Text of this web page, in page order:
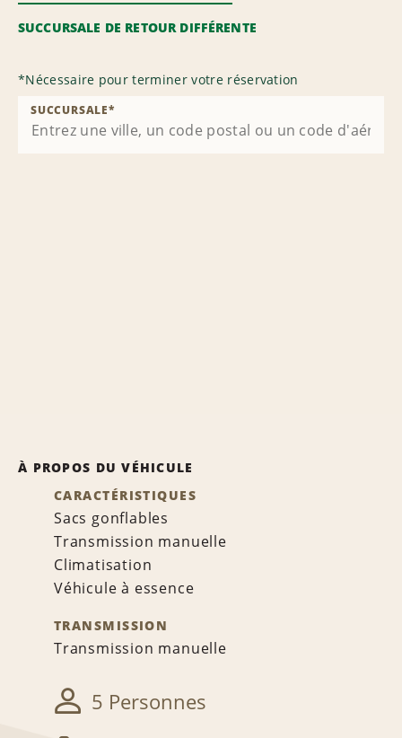
SUCCURSALE DE RETOUR DIFFÉRENTE
*Nécessaire pour terminer votre réservation
SUCCURSALE*
À PROPOS DU VÉHICULE
CARACTÉRISTIQUES
Sacs gonflables
Transmission manuelle
Climatisation
Véhicule à essence
TRANSMISSION
Transmission manuelle
5 Personnes